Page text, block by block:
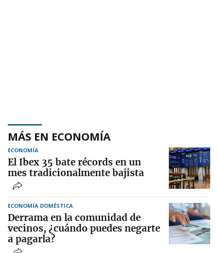
MÁS EN ECONOMÍA
ECONOMÍA
El Ibex 35 bate récords en un
mes tradicionalmente bajista
ECONOMÍA DOMÉSTICA
Derrama en la comunidad de
vecinos, ¿cuándo puedes negarte
a pagarla?